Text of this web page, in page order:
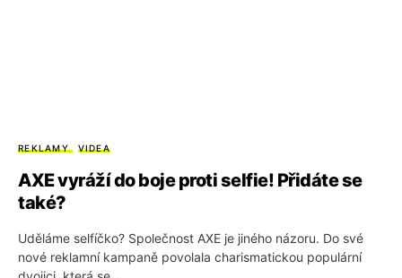
REKLAMY VIDEA
AXE vyráží do boje proti selfie! Přidáte se
také?
Uděláme selfíčko? Společnost AXE je jiného názoru. Do své
nové reklamní kampaně povolala charismatickou populární